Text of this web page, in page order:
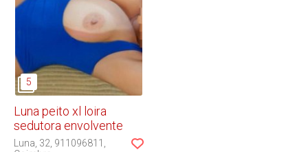
Luna peito xl loira
sedutora envolvente
Luna 32 911096811